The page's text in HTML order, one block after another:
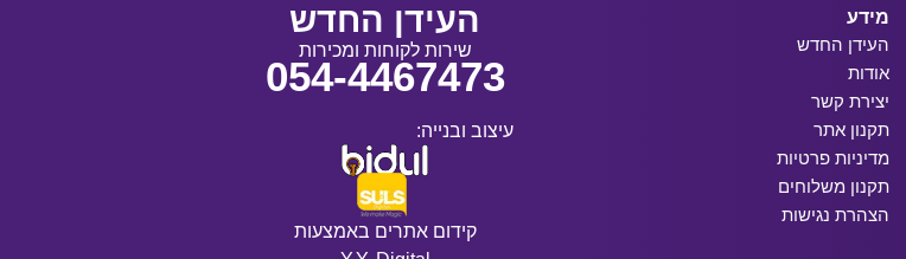
מידע
העידן החדש
אודות
יצירת קשר
תקנון אתר
מדיניות פרטיות
תקנון משלוחים
הצהרת נגישות
העידן החדש
שירות לקוחות ומכירות
054-4467473
עיצוב ובנייה:
קידום אתרים באמצעות